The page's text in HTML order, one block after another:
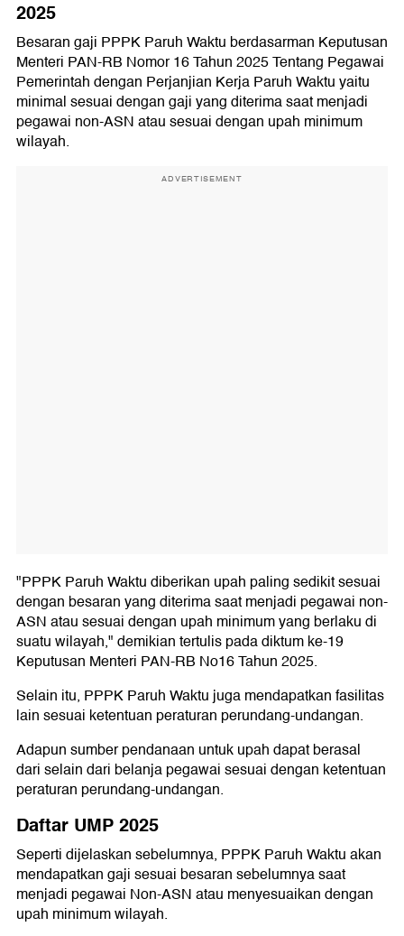
2025
Besaran gaji PPPK Paruh Waktu berdasarman Keputusan
Menteri PAN-RB Nomor 16 Tahun 2025 Tentang Pegawai
Pemerintah dengan Perjanjian Kerja Paruh Waktu yaitu
minimal sesuai dengan gaji yang diterima saat menjadi
pegawai non-ASN atau sesuai dengan upah minimum
wilayah.
ADVERTISEMENT
"PPPK Paruh Waktu diberikan upah paling sedikit sesuai
dengan besaran yang diterima saat menjadi pegawai non-
ASN atau sesuai dengan upah minimum yang berlaku di
suatu wilayah," demikian tertulis pada diktum ke-19
Keputusan Menteri PAN-RB No16 Tahun 2025.
Selain itu, PPPK Paruh Waktu juga mendapatkan fasilitas
lain sesuai ketentuan peraturan perundang-undangan.
Adapun sumber pendanaan untuk upah dapat berasal
dari selain dari belanja pegawai sesuai dengan ketentuan
peraturan perundang-undangan.
Daftar UMP 2025
Seperti dijelaskan sebelumnya, PPPK Paruh Waktu akan
mendapatkan gaji sesuai besaran sebelumnya saat
menjadi pegawai Non-ASN atau menyesuaikan dengan
upah minimum wilayah.